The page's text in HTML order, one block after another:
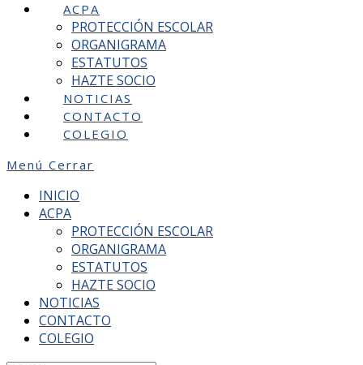
ACPA
PROTECCIÓN ESCOLAR
ORGANIGRAMA
ESTATUTOS
HAZTE SOCIO
NOTICIAS
CONTACTO
COLEGIO
Menú Cerrar
INICIO
ACPA
PROTECCIÓN ESCOLAR
ORGANIGRAMA
ESTATUTOS
HAZTE SOCIO
NOTICIAS
CONTACTO
COLEGIO